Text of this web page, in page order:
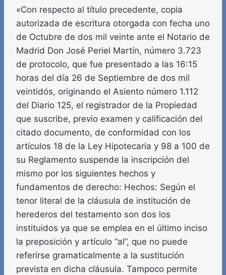
«Con respecto al título precedente, copia
autorizada de escritura otorgada con fecha uno
de Octubre de dos mil veinte ante el Notario de
Madrid Don José Periel Martín, número 3.723
de protocolo, que fue presentado a las 16:15
horas del día 26 de Septiembre de dos mil
veintidós, originando el Asiento número 1.112
del Diario 125, el registrador de la Propiedad
que suscribe, previo examen y calificación del
citado documento, de conformidad con los
artículos 18 de la Ley Hipotecaria y 98 a 100 de
su Reglamento suspende la inscripción del
mismo por los siguientes hechos y
fundamentos de derecho: Hechos: Según el
tenor literal de la cláusula de institución de
herederos del testamento son dos los
instituidos ya que se emplea en el último inciso
la preposición y artículo “al”, que no puede
referirse gramaticalmente a la sustitución
prevista en dicha cláusula. Tampoco permite